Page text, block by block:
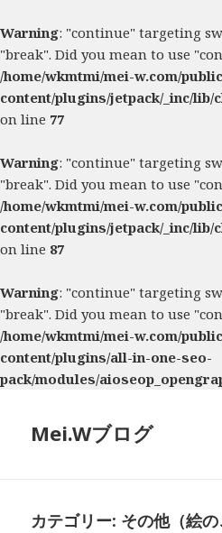
Warning: "continue" targeting
"break". Did you mean to use
/home/wkmtmi/mei-w.com/
content/plugins/jetpack/_inc/lib/
on line 77
Warning: "continue" targeting
"break". Did you mean to use
/home/wkmtmi/mei-w.com/
content/plugins/jetpack/_inc/lib/
on line 87
Warning: "continue" targeting
"break". Did you mean to use
/home/wkmtmi/mei-w.com/
content/plugins/all-in-one-seo-
pack/modules/
Mei.Wブログ
カテゴリー: その他（絵の